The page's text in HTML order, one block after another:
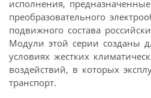
исполнения,
преобразовательного
подвижного состава
Модули этой серии созданы
условиях жестких
воздействий, в которых
транспорт.